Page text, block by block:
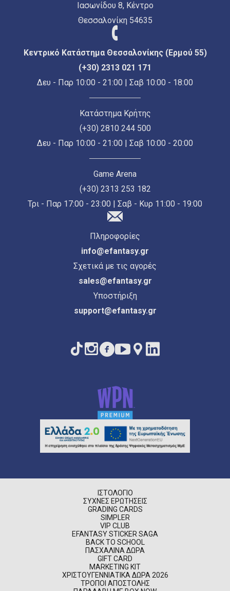
Ιασωνίδου 8, Κέντρο
Θεσσαλονίκη 54635
Κεντρικό Κατάστημα Θεσσαλονίκης (Ερμού 55)
(+30) 2313 021 171
Δευ - Παρ 10:00 - 21:00 | Σαβ 10:00 - 18:00
Κατάστημα Κρήτης
(+30) 2810 244 500
Δευ - Παρ 10:00 - 21:00 | Σαβ 10:00 - 20:00
Game Arena
(+30) 2313 253 182
Τρι - Παρ 17:00 - 23:00 | Σαβ - Κυρ 11:00 - 19:00
Πληροφορίες
info@efantasy.gr
Σχετικά με τις αγορές
sales@efantasy.gr
Υποστήριξη
support@efantasy.gr
ΙΣΤΟΛΌΓΙΟ
ΣΥΧΝΈΣ ΕΡΩΤΉΣΕΙΣ
GRADING CARDS
SIMPLER
VIP CLUB
EFANTASY STICKER SAGA
BACK TO SCHOOL
ΠΑΣΧΑΛΙΝΆ ΔΏΡΑ
GIFT CARD
MARKETING KIT
ΧΡΙΣΤΟΥΓΕΝΝΙΆΤΙΚΑ ΔΏΡΑ 2026
ΤΡΌΠΟΙ ΑΠΟΣΤΟΛΉΣ